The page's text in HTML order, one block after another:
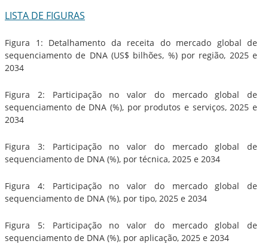
LISTA DE FIGURAS
Figura 1: Detalhamento da receita do mercado global de
sequenciamento de DNA (US$ bilhões, %) por região, 2025 e
2034
Figura 2: Participação no valor do mercado global de
sequenciamento de DNA (%), por produtos e serviços, 2025 e
2034
Figura 3: Participação no valor do mercado global de
sequenciamento de DNA (%), por técnica, 2025 e 2034
Figura 4: Participação no valor do mercado global de
sequenciamento de DNA (%), por tipo, 2025 e 2034
Figura 5: Participação no valor do mercado global de
sequenciamento de DNA (%), por aplicação, 2025 e 2034